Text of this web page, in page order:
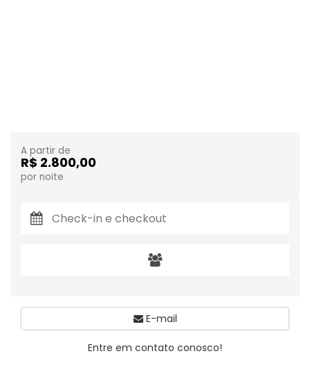
A partir de
R$ 2.800,00
por noite
E-mail
Entre em contato conosco!